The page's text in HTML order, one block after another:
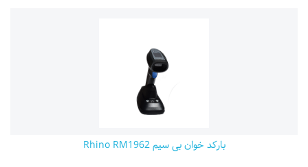
بارکد خوان بی سیم Rhino RM1962